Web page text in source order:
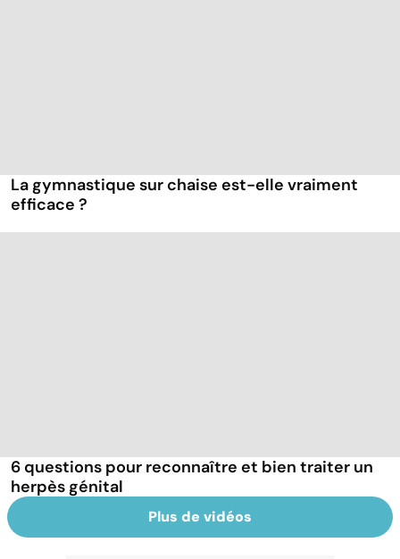
La gymnastique sur chaise est-elle vraiment
efficace ?
6 questions pour reconnaître et bien traiter un
herpès génital
Plus de vidéos